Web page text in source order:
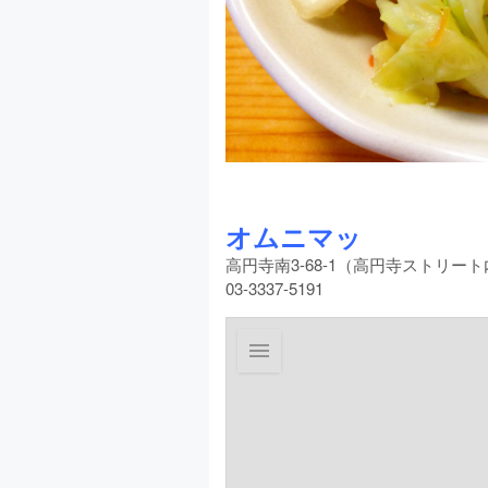
オムニマッ
高円寺南3-68-1（高円寺ストリー
03-3337-5191